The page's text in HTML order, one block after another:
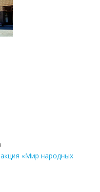
«Мир народных